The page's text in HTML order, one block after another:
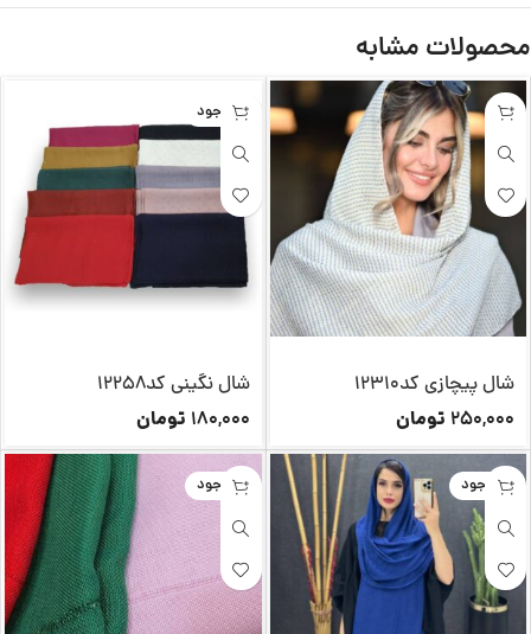
محصولات مشابه
شال پیچازی کد12310
250,000 تومان
ناموجود
شال نگینی کد12258
180,000 تومان
ناموجود ناموجود